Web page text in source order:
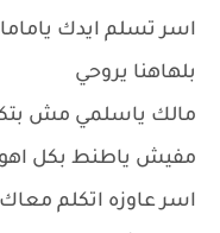
اسر تسلم ايدك
بلهاهنا يروحي
مالك ياسلمي مش
مفيش ياطنط بكل اهو
اسر عاوزه اتكلم معاك